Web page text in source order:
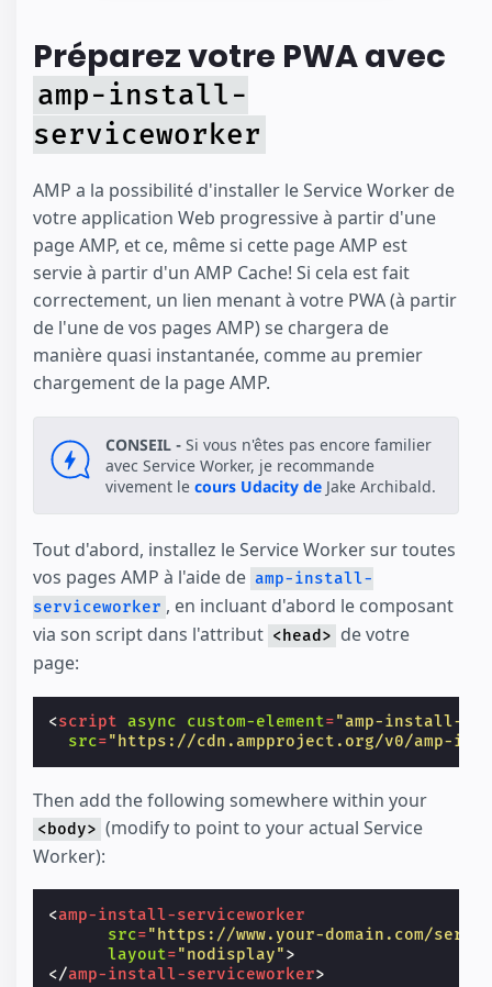
Préparez votre PWA avec
amp-install-
serviceworker
AMP a la possibilité d'installer le Service Worker de
votre application Web progressive à partir d'une
page AMP, et ce, même si cette page AMP est
servie à partir d'un AMP Cache! Si cela est fait
correctement, un lien menant à votre PWA (à partir
de l'une de vos pages AMP) se chargera de
manière quasi instantanée, comme au premier
chargement de la page AMP.
CONSEIL - Si vous n'êtes pas encore familier
avec Service Worker, je recommande
vivement le cours Udacity de Jake Archibald.
Tout d'abord, installez le Service Worker sur toutes
vos pages AMP à l'aide de amp-install-
serviceworker , en incluant d'abord le composant
via son script dans l'attribut <head> de votre
page:
<script async custom-element="amp-install-
src="https://cdn.ampproject.org/v0/amp-
Then add the following somewhere within your
<body> (modify to point to your actual Service
Worker):
<amp-install-serviceworker
src="https://www.your-domain.com/
layout="nodisplay">
</amp-install-serviceworker>